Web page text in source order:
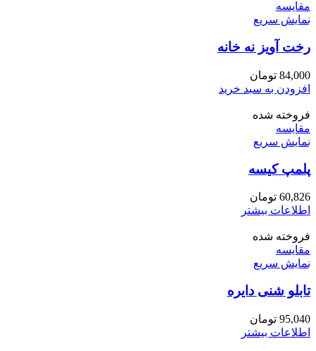
مقايسه
نمایش سریع
رخت آویز نه خانه
84,000 تومان
افزودن به سبد خرید
فروخته شده
مقايسه
نمایش سریع
پلمپ کیسه
60,826 تومان
اطلاعات بیشتر
فروخته شده
مقايسه
نمایش سریع
تابلو شنی دایره
95,040 تومان
اطلاعات بیشتر